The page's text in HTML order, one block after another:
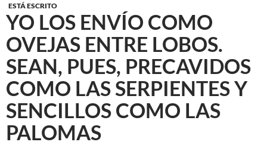
ESTÁ ESCRITO
YO LOS ENVÍO COMO
OVEJAS ENTRE LOBOS.
SEAN, PUES, PRECAVIDOS
COMO LAS SERPIENTES Y
SENCILLOS COMO LAS
PALOMAS